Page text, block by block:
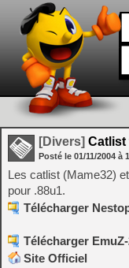
[Divers] Catlist
Posté le 01/11/2004 à
Les catlist (Mame32)
pour .88u1.
Télécharger
Télécharger
Site Officiel